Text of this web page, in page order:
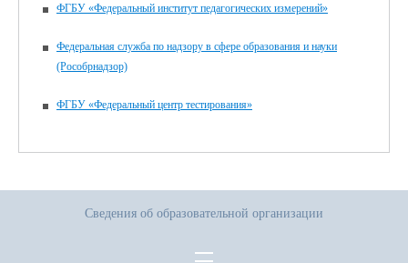
ФГБУ «Федеральный институт педагогических измерений»
Федеральная служба по надзору в сфере образования и науки
(Рособрнадзор)
ФГБУ «Федеральный центр тестирования»
Сведения об образовательной организации